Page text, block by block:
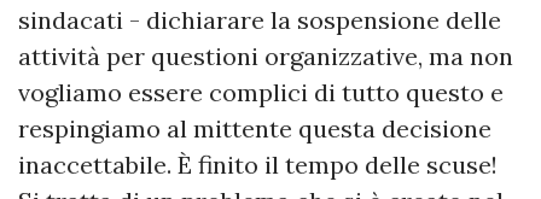
sindacati - dichiarare la sospensione delle
attività per questioni organizzative, ma non
vogliamo essere complici di tutto questo e
respingiamo al mittente questa decisione
inaccettabile. È finito il tempo delle scuse!